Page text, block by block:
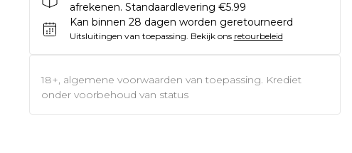
afrekenen. Standaardlevering €5.99
Kan binnen 28 dagen worden geretourneerd
Uitsluitingen van toepassing. Bekijk ons retourbeleid
18+, algemene voorwaarden van toepassing. Krediet
onder voorbehoud van status